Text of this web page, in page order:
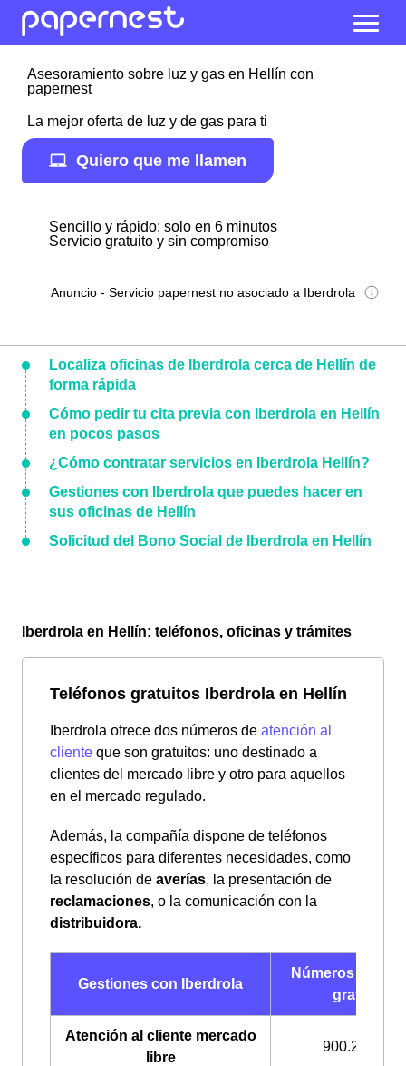
Asesoramiento sobre luz y gas en Hellín con
papernest
La mejor oferta de luz y de gas para ti
Quiero que me llamen
Sencillo y rápido: solo en 6 minutos
Servicio gratuito y sin compromiso
Anuncio - Servicio papernest no asociado a Iberdrola
Localiza oficinas de Iberdrola cerca de Hellín de
forma rápida
Cómo pedir tu cita previa con Iberdrola en Hellín
en pocos pasos
¿Cómo contratar servicios en Iberdrola Hellín?
Gestiones con Iberdrola que puedes hacer en
sus oficinas de Hellín
Solicitud del Bono Social de Iberdrola en Hellín
Iberdrola en Hellín: teléfonos, oficinas y trámites
Teléfonos gratuitos Iberdrola en Hellín
Iberdrola ofrece dos números de atención al
cliente que son gratuitos: uno destinado a
clientes del mercado libre y otro para aquellos
en el mercado regulado.
Además, la compañía dispone de teléfonos
específicos para diferentes necesidades, como
la resolución de averías, la presentación de
reclamaciones, o la comunicación con la
distribuidora.
Gestiones con Iberdrola
Números de
gratuitos
Atención al cliente mercado
libre
900.225.235